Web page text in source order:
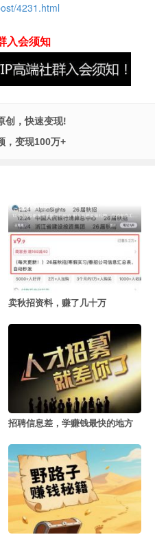
4231.html
入会须知
创，快速变现!
，变现100万+
卖秋招资料，赚了几十万
招聘信息差，学赚钱最快的地方